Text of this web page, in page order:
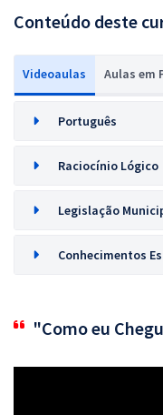
Conteúdo deste
Videoaulas Aulas em
Português
Raciocínio Lógico
Legislação
Conhecimentos
"Como eu